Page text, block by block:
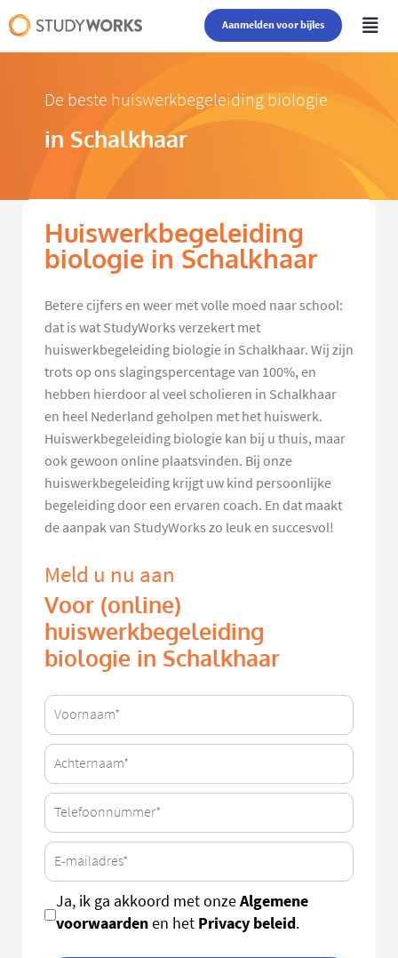
Aanmelden voor bijles
De beste huiswerkbegeleiding biologie
in Schalkhaar
Huiswerkbegeleiding
biologie in Schalkhaar
Betere cijfers en weer met volle moed naar school:
dat is wat StudyWorks verzekert met
huiswerkbegeleiding biologie in Schalkhaar. Wij zijn
trots op ons slagingspercentage van 100%, en
hebben hierdoor al veel scholieren in Schalkhaar
en heel Nederland geholpen met het huiswerk.
Huiswerkbegeleiding biologie kan bij u thuis, maar
ook gewoon online plaatsvinden. Bij onze
huiswerkbegeleiding krijgt uw kind persoonlijke
begeleiding door een ervaren coach. En dat maakt
de aanpak van StudyWorks zo leuk en succesvol!
Meld u nu aan
Voor (online)
huiswerkbegeleiding
biologie in Schalkhaar
Ja, ik ga akkoord met onzeAlgemene
voorwaardenen het Privacy beleid.